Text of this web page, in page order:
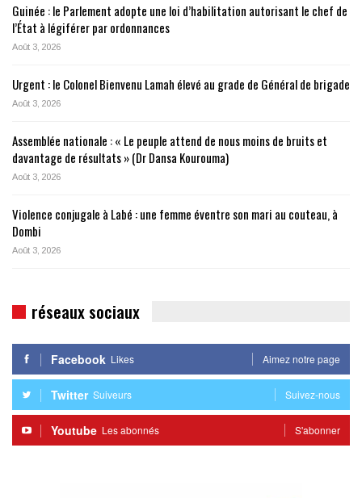
Guinée : le Parlement adopte une loi d’habilitation autorisant le chef de
l’État à légiférer par ordonnances
Août 3, 2026
Urgent : le Colonel Bienvenu Lamah élevé au grade de Général de brigade
Août 3, 2026
Assemblée nationale : « Le peuple attend de nous moins de bruits et
davantage de résultats » (Dr Dansa Kourouma)
Août 3, 2026
Violence conjugale à Labé : une femme éventre son mari au couteau, à
Dombi
Août 3, 2026
réseaux sociaux
Facebook Likes Aimez notre page
Twitter Suiveurs Suivez-nous
Youtube Les abonnés S'abonner